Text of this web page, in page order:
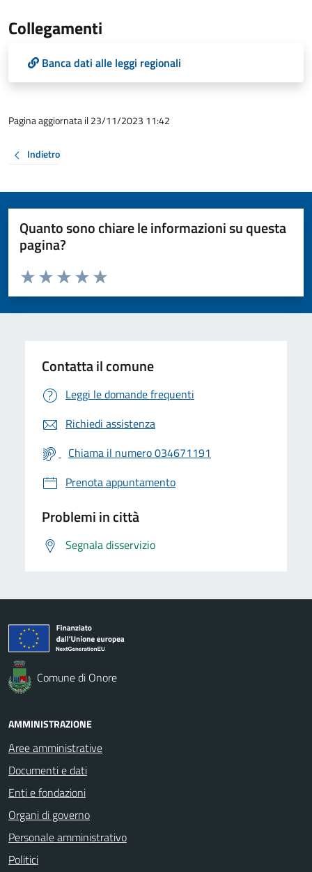
Collegamenti
Banca dati alle leggi regionali
Pagina aggiornata il 23/11/2023 11:42
Indietro
Quanto sono chiare le informazioni su questa
pagina?
Valuta da 1 a 5 stelle la pagina
Valuta 5 stelle su 5
Valuta 4 stelle su 5
Valuta 3 stelle su 5
Valuta 2 stelle su 5
Valuta 1 stelle su 5
Contatta il comune
Leggi le domande frequenti
Richiedi assistenza
Chiama il numero 034671191
Prenota appuntamento
Problemi in città
Segnala disservizio
Comune di Onore
AMMINISTRAZIONE
Aree amministrative
Documenti e dati
Enti e fondazioni
Organi di governo
Personale amministrativo
Politici